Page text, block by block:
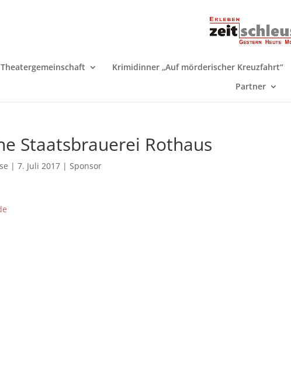
Theatergemeinschaft Krimidinner „Auf mörderischer Kreuzfahrt“
Partner
Staatsbrauerei Rothaus
|7. Juli 2017 |Sponsor